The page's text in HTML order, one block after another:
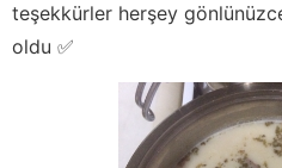
teşekkürler herşey
oldu ✅